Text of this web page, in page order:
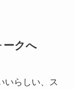
ークへ
いらしい、ス